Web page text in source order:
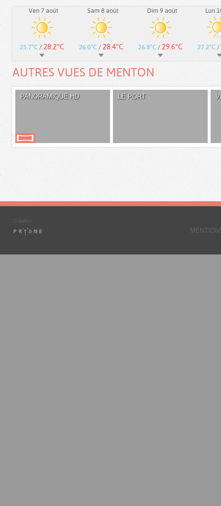
Ven 7 août
25.7°C / 28.2°C
Sam 8 août
26.0°C / 28.4°C
Dim 9 août
26.8°C / 29.6°C
Lun
27.2°C /
AUTRES VUES DE MENTON
PANORAMIQUE HD LE PORT